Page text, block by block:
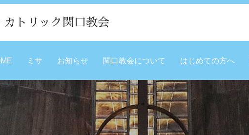
トリック関口教会
ミサ お知らせ 関口教会について はじめての方へ